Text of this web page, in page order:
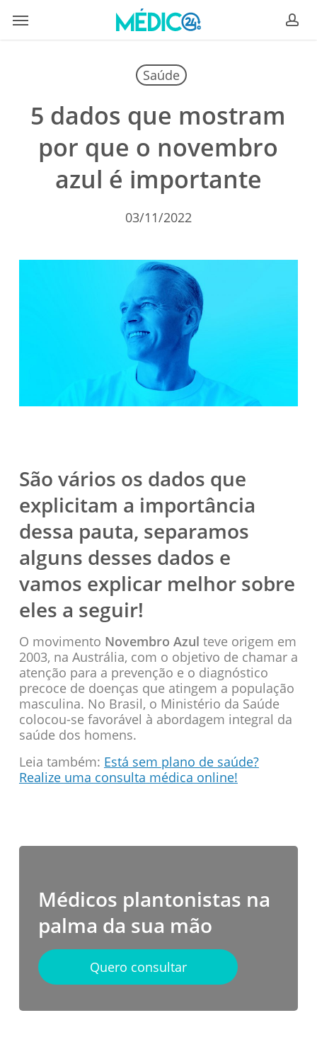
Menu
Saúde
5 dados que mostram
por que o novembro
azul é importante
03/11/2022
São vários os dados que
explicitam a importância
dessa pauta, separamos
alguns desses dados e
vamos explicar melhor sobre
eles a seguir!
O movimento Novembro Azul teve origem em
2003, na Austrália, com o objetivo de chamar a
atenção para a prevenção e o diagnóstico
precoce de doenças que atingem a população
masculina. No Brasil, o Ministério da Saúde
colocou-se favorável à abordagem integral da
saúde dos homens.
Leia também: Está sem plano de saúde?
Realize uma consulta médica online!
Médicos plantonistas na
palma da sua mão
Quero consultar